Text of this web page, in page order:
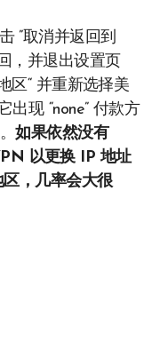
”取消并返回到
，并退出设置页
区“ 并重新选择美
出现 “none” 付款方
如果依然没有
以更换 IP 地址
，几率会大很